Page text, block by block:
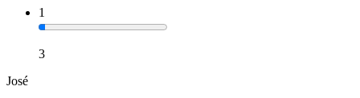
1
3
José